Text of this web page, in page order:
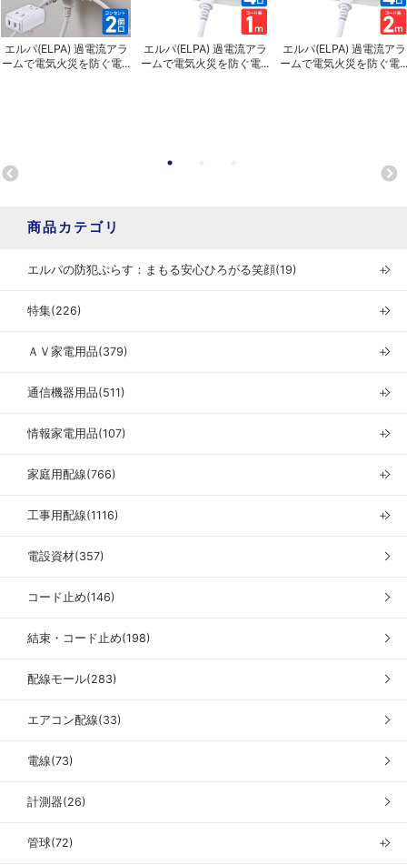
エルパ(ELPA) 過電流アラ
ームで電気火災を防ぐ電...
エルパ(ELPA) 過電流アラ
ームで電気火災を防ぐ電...
エルパ(ELPA) 過電流アラ
ームで電気火災を防ぐ電
商品カテゴリ
エルパの防犯ぷらす：まもる安心ひろがる笑顔(19) ＋
特集(226) ＋
ＡＶ家電用品(379) ＋
通信機器用品(511) ＋
情報家電用品(107) ＋
家庭用配線(766) ＋
工事用配線(1116) ＋
電設資材(357)
コード止め(146)
結束・コード止め(198)
配線モール(283)
エアコン配線(33)
電線(73)
計測器(26)
管球(72) ＋